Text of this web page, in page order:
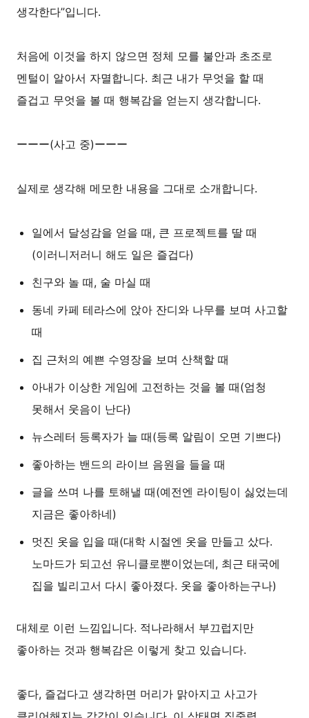
생각한다”입니다.
처음에 이것을 하지 않으면 정체 모를 불안과 초조로
멘털이 알아서 자멸합니다. 최근 내가 무엇을 할 때
즐겁고 무엇을 볼 때 행복감을 얻는지 생각합니다.
ーーー(사고 중)ーーー
실제로 생각해 메모한 내용을 그대로 소개합니다.
일에서 달성감을 얻을 때, 큰 프로젝트를 딸 때
(이러니저러니 해도 일은 즐겁다)
친구와 놀 때, 술 마실 때
동네 카페 테라스에 앉아 잔디와 나무를 보며 사고할
때
집 근처의 예쁜 수영장을 보며 산책할 때
아내가 이상한 게임에 고전하는 것을 볼 때(엄청
못해서 웃음이 난다)
뉴스레터 등록자가 늘 때(등록 알림이 오면 기쁘다)
좋아하는 밴드의 라이브 음원을 들을 때
글을 쓰며 나를 토해낼 때(예전엔 라이팅이 싫었는데
지금은 좋아하네)
멋진 옷을 입을 때(대학 시절엔 옷을 만들고 샀다.
노마드가 되고선 유니클로뿐이었는데, 최근 태국에
집을 빌리고서 다시 좋아졌다. 옷을 좋아하는구나)
대체로 이런 느낌입니다. 적나라해서 부끄럽지만
좋아하는 것과 행복감은 이렇게 찾고 있습니다.
좋다, 즐겁다고 생각하면 머리가 맑아지고 사고가